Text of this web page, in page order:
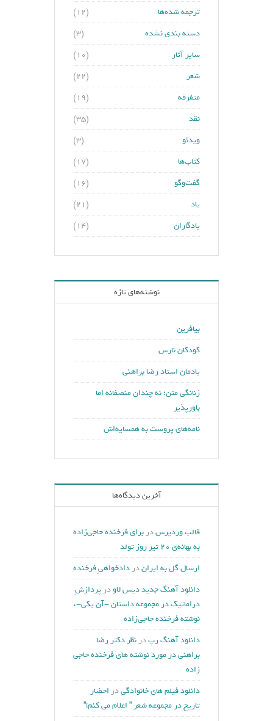
ترجمه شده‌ها
(۱۲)
دسته بندی نشده
(۳)
سایر آثار
(۱۰)
شعر
(۲۲)
متفرقه
(۱۹)
نقد
(۳۵)
ویدئو
(۳)
کتاب‌ها
(۱۷)
گفت‌وگو
(۱۶)
یاد
(۲۱)
یادگاران
(۱۴)
نوشته‌های تازه
بیافرین
کودکان نارس
یادمان استاد رضا براهنی
زنانگی متن؛ نه چندان منصفانه اما
باورپذیر
نامه‌های پروست به همسایه‌اش
آخرین دیدگاه‌ها
قالب وردپرسدر برای فرخنده حاجی‌زاده
به بهانه‌ی ۲۰ تیر روز تولد
ارسال گل به ایراندر دادخواهیِ فرخنده
دانلود آهنگ جدید دیس لاودر پردازشِ
دراماتیک در مجموعه داستان -آن یکی-،
نوشته فرخنده حاجی‌زاده
دانلود آهنگ رپدر نظر دکتر رضا
براهنی در مورد نوشته های فرخنده حاجی
زاده
دانلود فيلم های خانوادگیدر احضار
تاریخ در مجموعه شعر ” اعلام می کنم!”